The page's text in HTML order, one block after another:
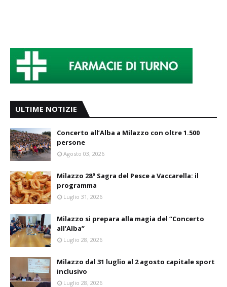
ULTIME NOTIZIE
Concerto all’Alba a Milazzo con oltre 1.500
persone
Agosto 03, 2026
Milazzo 28ª Sagra del Pesce a Vaccarella: il
programma
Luglio 31, 2026
Milazzo si prepara alla magia del “Concerto
all’Alba”
Luglio 28, 2026
Milazzo dal 31 luglio al 2 agosto capitale sport
inclusivo
Luglio 28, 2026